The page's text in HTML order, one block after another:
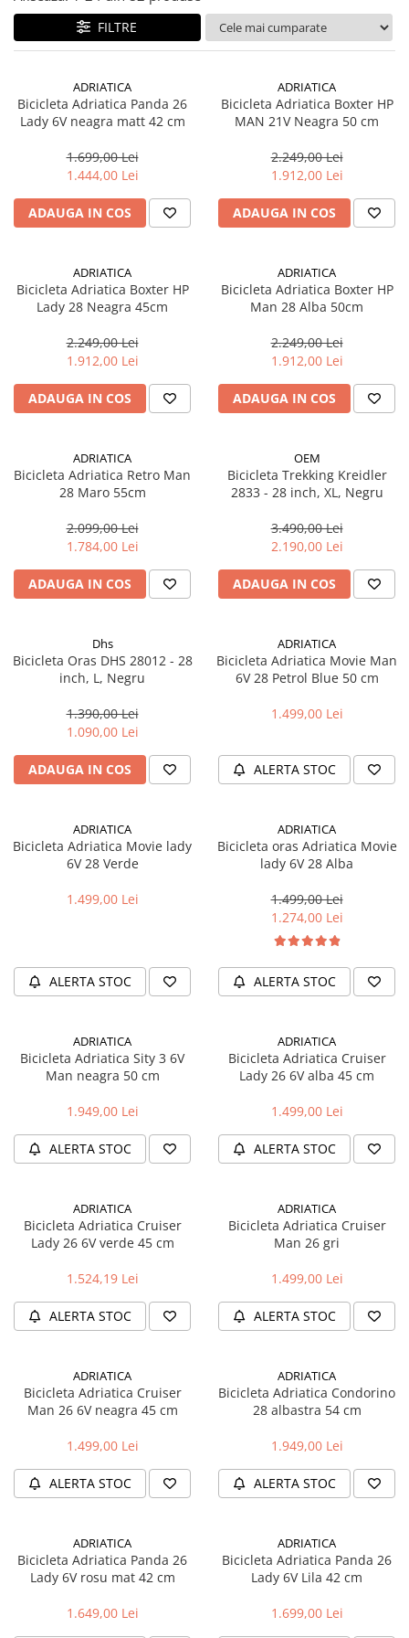
Accesorii biciclete
Scaun bicicleta copii
Portbagaj bicicleta
Antifurt bicicleta
Cosuri bicicleta
Produse intretinere bicicleta
Claxon bicicleta
Bidoane si suporti bicicleta
Oglinzi bicicleta
Cricuri bicicleta
Aparatori noroi bicicleta
Lumini bicicleta
Computer bicicleta
Piese biciclete
Anvelopa bicicleta
Camera bicicleta
Lant bicicleta
Urechi cadru bicicleta
Mansoane si ghidolina
Ghidoane bicicleta
Pipe ghidon
Cuvete bicicleta
Furci bicicleta
Frana bicicleta
Saboti frana bicicleta
Frane pe disc
Frane pe janta
Accesorii frane bicicleta
Roti bicicleta
Spite
Butuci
Jante bicicleta
Fond de janta
Sei si tija sa bicicleta
Tija sa bicicleta
Sei
Angrenaje bicicleta
Angrenaj pedalier
Butuci pedalieri
Brat pedalier
Schimbatoare fata
Schimbatoare spate
FILTRE
ADRIATICA
Bicicleta Adriatica Panda 26
Lady 6V neagra matt 42 cm
1.699,00 Lei
1.444,00 Lei
ADAUGA IN COS
ADRIATICA
Bicicleta Adriatica Boxter HP
MAN 21V Neagra 50 cm
2.249,00 Lei
1.912,00 Lei
ADAUGA IN COS
ADRIATICA
Bicicleta Adriatica Boxter HP
Lady 28 Neagra 45cm
2.249,00 Lei
1.912,00 Lei
ADAUGA IN COS
ADRIATICA
Bicicleta Adriatica Boxter HP
Man 28 Alba 50cm
2.249,00 Lei
1.912,00 Lei
ADAUGA IN COS
ADRIATICA
Bicicleta Adriatica Retro Man
28 Maro 55cm
2.099,00 Lei
1.784,00 Lei
ADAUGA IN COS
OEM
Bicicleta Trekking Kreidler
2833 - 28 inch, XL, Negru
3.490,00 Lei
2.190,00 Lei
ADAUGA IN COS
Dhs
Bicicleta Oras DHS 28012 - 28
inch, L, Negru
1.390,00 Lei
1.090,00 Lei
ADAUGA IN COS
ADRIATICA
Bicicleta Adriatica Movie Man
6V 28 Petrol Blue 50 cm
1.499,00 Lei
ALERTA STOC
ADRIATICA
Bicicleta Adriatica Movie lady
6V 28 Verde
1.499,00 Lei
ALERTA STOC
ADRIATICA
Bicicleta oras Adriatica Movie
lady 6V 28 Alba
1.499,00 Lei
1.274,00 Lei
ALERTA STOC
ADRIATICA
Bicicleta Adriatica Sity 3 6V
Man neagra 50 cm
1.949,00 Lei
ALERTA STOC
ADRIATICA
Bicicleta Adriatica Cruiser
Lady 26 6V alba 45 cm
1.499,00 Lei
ALERTA STOC
ADRIATICA
Bicicleta Adriatica Cruiser
Lady 26 6V verde 45 cm
1.524,19 Lei
ALERTA STOC
ADRIATICA
Bicicleta Adriatica Cruiser
Man 26 gri
1.499,00 Lei
ALERTA STOC
ADRIATICA
Bicicleta Adriatica Cruiser
Man 26 6V neagra 45 cm
1.499,00 Lei
ALERTA STOC
ADRIATICA
Bicicleta Adriatica Condorino
28 albastra 54 cm
1.949,00 Lei
ALERTA STOC
ADRIATICA
Bicicleta Adriatica Panda 26
Lady 6V rosu mat 42 cm
1.649,00 Lei
ADRIATICA
Bicicleta Adriatica Panda 26
Lady 6V Lila 42 cm
1.699,00 Lei